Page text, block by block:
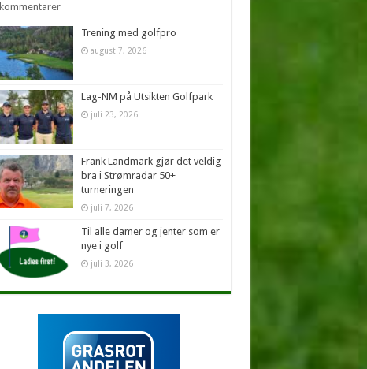
kommentarer
Trening med golfpro
august 7, 2026
Lag-NM på Utsikten Golfpark
juli 23, 2026
Frank Landmark gjør det veldig
bra i Strømradar 50+
turneringen
juli 7, 2026
Til alle damer og jenter som er
nye i golf
juli 3, 2026